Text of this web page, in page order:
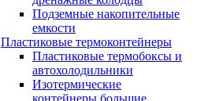
Подземные накопительные
емкости
Пластиковые термоконтейнеры
Пластиковые термобоксы и
автохолодильники
Изотермические
контейнеры большие